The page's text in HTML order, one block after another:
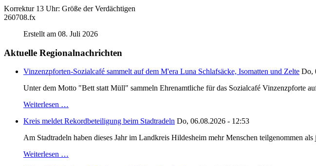
Korrektur 13 Uhr: Größe der Verdächtigen
260708.fx
Erstellt am 08. Juli 2026
Aktuelle Regionalnachrichten
Vinzenzpforten-Sozialcafé sammelt auf dem M'era Luna Schlafsäcke, Isomatten und Zelte Do,
Unter dem Motto "Bett statt Müll" sammeln Ehrenamtliche für das Sozialcafé Vinzenzpforte
Weiterlesen …
Kreis meldet Rekordbeteiligung beim Stadtradeln Do, 06.08.2026 - 12:53
Am Stadtradeln haben dieses Jahr im Landkreis Hildesheim mehr Menschen teilgenommen
Weiterlesen …